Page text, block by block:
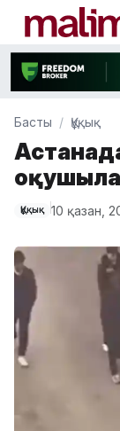
Басты Құқық
Құқық 10 қазан,